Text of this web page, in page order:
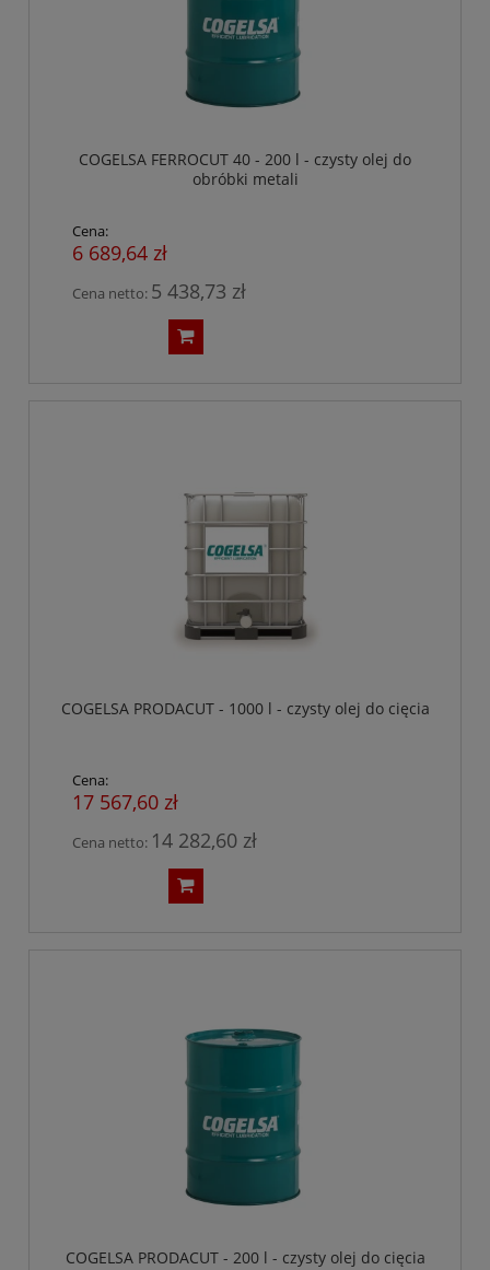
COGELSA FERROCUT 40 - 200 l - czysty olej do
obróbki metali
Cena:
6 689,64 zł
Cena netto: 5 438,73 zł
COGELSA PRODACUT - 1000 l - czysty olej do cięcia
Cena:
17 567,60 zł
Cena netto: 14 282,60 zł
COGELSA PRODACUT - 200 l - czysty olej do cięcia